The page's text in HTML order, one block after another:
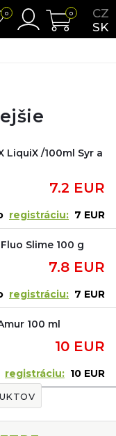
CZ
SK
0 0
LiquiX /100ml Syr a
7.2 EUR
registráciu: 7 EUR
Slime 100 g
7.8 EUR
registráciu: 7 EUR
100 ml
10 EUR
registráciu: 10 EUR